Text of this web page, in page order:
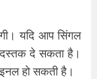
यदि आप सिंगल
दस्तक दे सकता है।
हो सकती है।